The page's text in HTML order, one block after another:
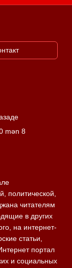
mən 8
политической,
читателям
в других
на интернет-
статьи,
портал
и социальных